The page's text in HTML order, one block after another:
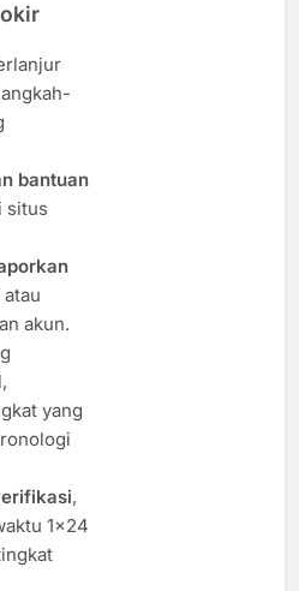
bantuan
situs
atau
akun.
yang
,
1×24